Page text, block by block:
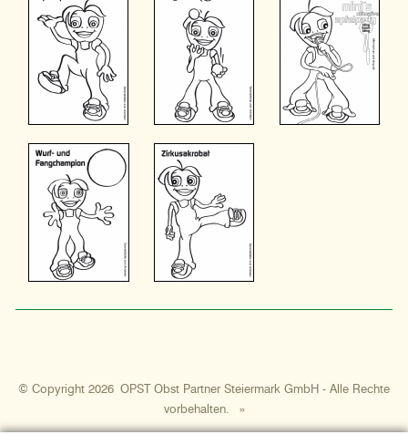
© Copyright 2026 OPST Obst Partner Steiermark GmbH - Alle Rechte
vorbehalten.
»